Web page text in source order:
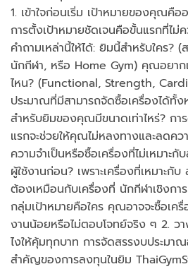
1. เข้าใจก่อนเริ่ม เป้าหมายของคุณคือ
การตั้งเป้าหมายชัดเจนคือขั้นแรกที่
คำถามเหล่านี้ให้ได้: ยิมนี้สำหรับใคร?
นักกีฬา, หรือ Home Gym) คุณอยาก
ไหน? (Functional, Strength,
ประมาณที่มีสามารถจัดซื้อเครื่องได้ทั้
สำหรับยิมของคุณมีขนาดเท่าไหร่? กา
แรกจะช่วยให้คุณไม่หลงทางและลดคว
ความจำเป็นหรือซื้อเครื่องที่ไม่เหมาะ
ผู้ใช้งานก่อน? เพราะเครื่องที่เหมาะกับ
ต้องเหมือนกับเครื่องที่ นักกีฬาเชิงกา
กลุ่มเป้าหมายคือใคร คุณอาจจะซื้อเค
งานน้อยหรือไม่ตอบโจทย์จริง ๆ 2.
ไงให้คุ้มทุกบาท การจัดสรรงบประมา
สำคัญของการลงทุนในยิม